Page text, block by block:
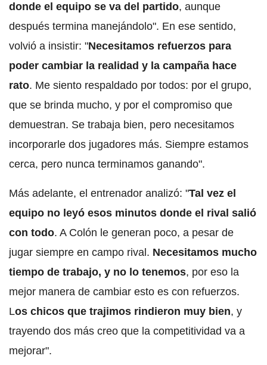
donde el equipo se va del partido, aunque
después termina manejándolo". En ese sentido,
volvió a insistir: "Necesitamos refuerzos para
poder cambiar la realidad y la campaña hace
rato. Me siento respaldado por todos: por el grupo,
que se brinda mucho, y por el compromiso que
demuestran. Se trabaja bien, pero necesitamos
incorporarle dos jugadores más. Siempre estamos
cerca, pero nunca terminamos ganando".
Más adelante, el entrenador analizó: "Tal vez el
equipo no leyó esos minutos donde el rival salió
con todo. A Colón le generan poco, a pesar de
jugar siempre en campo rival. Necesitamos mucho
tiempo de trabajo, y no lo tenemos, por eso la
mejor manera de cambiar esto es con refuerzos.
Los chicos que trajimos rindieron muy bien, y
trayendo dos más creo que la competitividad va a
mejorar".